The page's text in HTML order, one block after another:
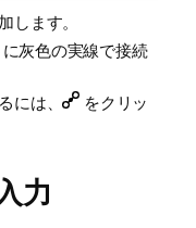
します。
灰色の実線で接続
には、
をクリッ
力